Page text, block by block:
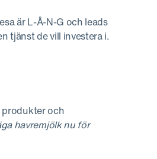
är L-Å-N-G och leads
tjänst de vill investera i.
produkter och
havremjölk nu för